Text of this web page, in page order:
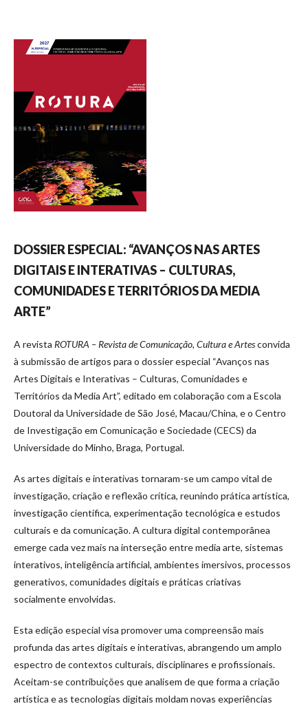
DOSSIER ESPECIAL: “AVANÇOS NAS ARTES
DIGITAIS E INTERATIVAS – CULTURAS,
COMUNIDADES E TERRITÓRIOS DA MEDIA
ARTE”
A revista ROTURA – Revista de Comunicação, Cultura e Artesconvida
à submissão de artigos para o dossier especial “Avanços nas
Artes Digitais e Interativas – Culturas, Comunidades e
Territórios da Media Art”, editado em colaboração com a Escola
Doutoral da Universidade de São José, Macau/China, e o Centro
de Investigação em Comunicação e Sociedade (CECS) da
Universidade do Minho, Braga, Portugal.
As artes digitais e interativas tornaram-se um campo vital de
investigação, criação e reflexão crítica, reunindo prática artística,
investigação científica, experimentação tecnológica e estudos
culturais e da comunicação. A cultura digital contemporânea
emerge cada vez mais na interseção entre media arte, sistemas
interativos, inteligência artificial, ambientes imersivos, processos
generativos, comunidades digitais e práticas criativas
socialmente envolvidas.
Esta edição especial visa promover uma compreensão mais
profunda das artes digitais e interativas, abrangendo um amplo
espectro de contextos culturais, disciplinares e profissionais.
Aceitam-se contribuições que analisem de que forma a criação
artística e as tecnologias digitais moldam novas experiências